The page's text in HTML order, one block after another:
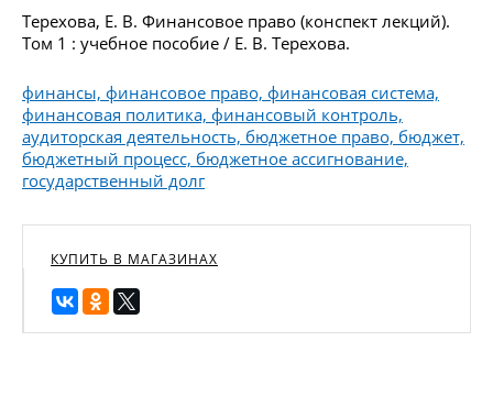
Терехова, Е. В. Финансовое право (конспект лекций).
Том 1 : учебное пособие / Е. В. Терехова.
финансы, финансовое право, финансовая система,
финансовая политика, финансовый контроль,
аудиторская деятельность, бюджетное право, бюджет,
бюджетный процесс, бюджетное ассигнование,
государственный долг
КУПИТЬ В МАГАЗИНАХ